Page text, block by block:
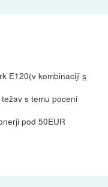
E120(v kombinacijis
s temu poceni
pod 50EUR